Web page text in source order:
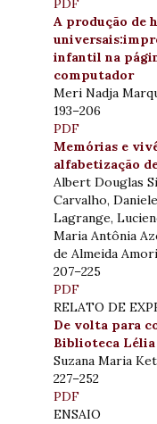
PDF
A produção de
infantil na
computador
Meri Nadja
193–206
PDF
Memórias e
alfabetização
Albert Douglas
Carvalho,
Lagrange,
Maria Antônia
de Almeida
207–225
PDF
RELATO DE
De volta para
Biblioteca Lélia
Suzana Maria
227–252
PDF
ENSAIO